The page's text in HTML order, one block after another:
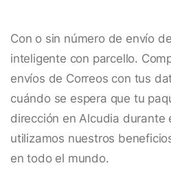
Con o sin número de envío
inteligente con parcello.
envíos de Correos con tus
cuándo se espera que tu
dirección en Alcudia durante
utilizamos nuestros
en todo el mundo.